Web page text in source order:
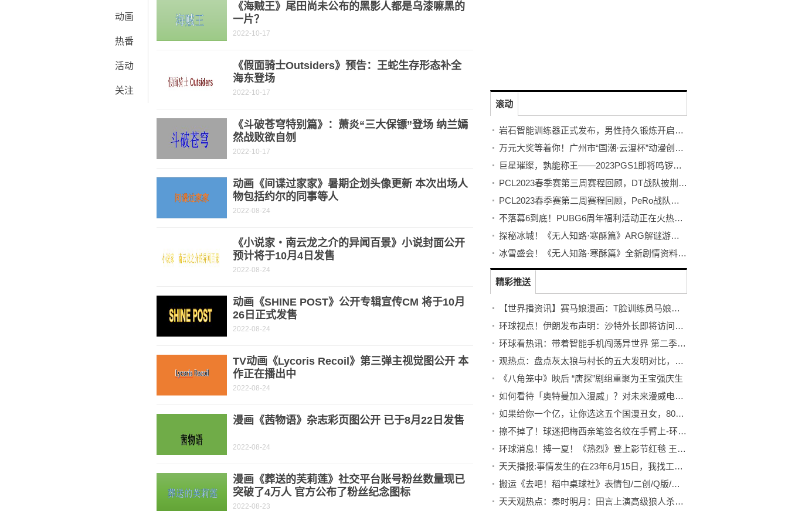
动画
热番
活动
关注
《海贼王》尾田尚未公布的黑影人都是乌漆嘛黑的
一片？
2022-10-17
《假面骑士Outsiders》预告：王蛇生存形态补全
海东登场
2022-10-17
《斗破苍穹特别篇》：萧炎“三大保镖”登场 纳兰嫣
然战败欲自刎
2022-10-17
动画《间谍过家家》暑期企划头像更新 本次出场人
物包括约尔的同事等人
2022-08-24
《小说家・南云龙之介的异闻百景》小说封面公开
预计将于10月4日发售
2022-08-24
动画《SHINE POST》公开专辑宣传CM 将于10月
26日正式发售
2022-08-24
TV动画《Lycoris Recoil》第三弹主视觉图公开 本
作正在播出中
2022-08-24
漫画《茜物语》杂志彩页图公开 已于8月22日发售
2022-08-24
漫画《葬送的芙莉莲》社交平台账号粉丝数量现已
突破了4万人 官方公布了粉丝纪念图标
2022-08-23
滚动
岩石智能训练器正式发布，男性持久锻炼开启智能浪潮
万元大奖等着你！广州市“国潮·云漫杯”动漫创作大赛开赛！
巨星璀璨，孰能称王——2023PGS1即将鸣锣开赛！
PCL2023春季赛第三周赛程回顾，DT战队披荆斩棘登顶周冠
PCL2023春季赛第二周赛程回顾，PeRo战队绝地反击夺桂冠
不落幕6到底！PUBG6周年福利活动正在火热开启！
探秘冰城！《无人知路·寒酥篇》ARG解谜游戏！打破次元的更多可能！
冰雪盛会！《无人知路·寒酥篇》全新剧情资料片发布！ARG解谜游戏
精彩推送
【世界播资讯】赛马娘漫画：T脸训练员马娘化记其十六至十八【夜雨】
环球视点！伊朗发布声明：沙特外长即将访问德黑兰
环球看热讯：带着智能手机闯荡异世界 第二季 第十二集 王子诞生，还有智能手机。 预告
观热点：盘点灰太狼与村长的五大发明对比，村长诠释了什么叫做一物降一物
《八角笼中》映后 “唐探”剧组重聚为王宝强庆生
如何看待「奥特曼加入漫威」？对未来漫威电影有什么影响？ 世界快消息
如果给你一个亿，让你选这五个国漫丑女，80%的人选她
擦不掉了！球迷把梅西亲笔签名纹在手臂上-环球微头条
环球消息！搏一夏！《热烈》登上影节红毯 王一博帅气亮相
天天播报:事情发生的在23年6月15日，我找工作被骗，那我身份证租房子
搬运《去吧！稻中桌球社》表情包/二创/Q版/沙雕/高清【第三弹】
天天观热点：秦时明月：田言上演高级狼人杀，田蜜和田猛成为背锅侠！